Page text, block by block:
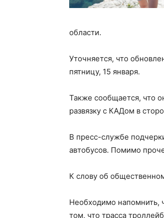
области.
Уточняется, что
пятницу, 15 января.
Также сообщается, что
развязку с КАДом в
В пресс-службе
автобусов. Помимо
К слову об
Необходимо напомнить,
том, что трасса